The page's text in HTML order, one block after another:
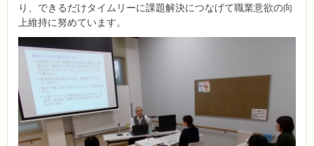
り、できるだけタイムリーに課題解決につなげて職業意欲の向
上維持に努めています。